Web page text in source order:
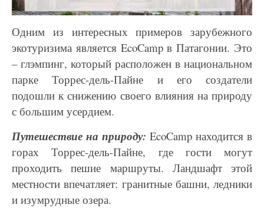
Одним из интересных примеров зарубежного
экотуризима является EcoCamp в Патагонии. Это
– глэмпинг, который расположен в национальном
парке Торрес-дель-Пайне и его создатели
подошли к снижению своего влияния на природу
с большим усердием.
Путешествие на природу: EcoCamp находится в
горах Торрес-дель-Пайне, где гости могут
проходить пешие маршруты. Ландшафт этой
местности впечатляет: гранитные башни, ледники
и изумрудные озера.